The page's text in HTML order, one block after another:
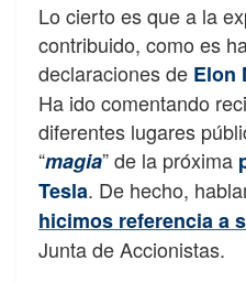
Lo cierto es que a la
contribuido, como es
declaraciones de Elon
Ha ido comentando
diferentes lugares
“magia” de la próxima
Tesla. De hecho,
hicimos referencia a
Junta de Accionistas.